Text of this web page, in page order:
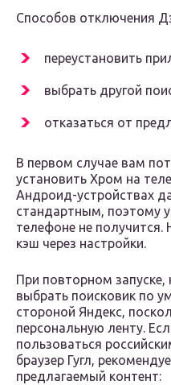
Способов отключения
переустановить
выбрать другой
отказаться от
В первом случае вам
установить Хром на
Андроид-устройствах
стандартным, поэтому
телефоне не
кэш через настройки.
При повторном запуске,
выбрать поисковик по
стороной Яндекс,
персональную ленту.
пользоваться
браузер Гугл,
предлагаемый контент: